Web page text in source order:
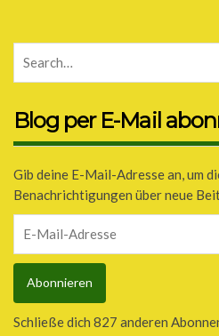
Blog per E-Mail
Gib deine E-Mail-Adresse an, um
Benachrichtigungen über neue
Mail-
Adresse
Abonnieren
Schließe dich 827 anderen